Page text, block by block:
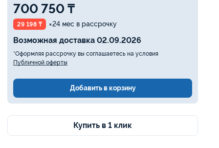
700 750 ₸
29 198 ₸ ×24 мес в рассрочку
Возможная доставка 02.09.2026
*Оформляя рассрочку вы соглашаетесь на условия
Публичной оферты
Добавить в корзину
Купить в 1 клик